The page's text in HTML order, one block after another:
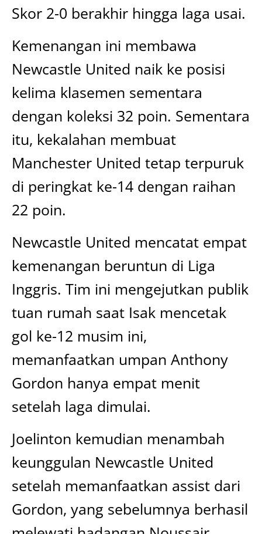
Skor 2-0 berakhir hingga laga usai.
Kemenangan ini membawa
Newcastle United naik ke posisi
kelima klasemen sementara
dengan koleksi 32 poin. Sementara
itu, kekalahan membuat
Manchester United tetap terpuruk
di peringkat ke-14 dengan raihan
22 poin.
Newcastle United mencatat empat
kemenangan beruntun di Liga
Inggris. Tim ini mengejutkan publik
tuan rumah saat Isak mencetak
gol ke-12 musim ini,
memanfaatkan umpan Anthony
Gordon hanya empat menit
setelah laga dimulai.
Joelinton kemudian menambah
keunggulan Newcastle United
setelah memanfaatkan assist dari
Gordon, yang sebelumnya berhasil